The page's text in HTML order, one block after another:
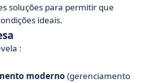
soluções para permitir que
ideais.
:
moderno (gerenciamento